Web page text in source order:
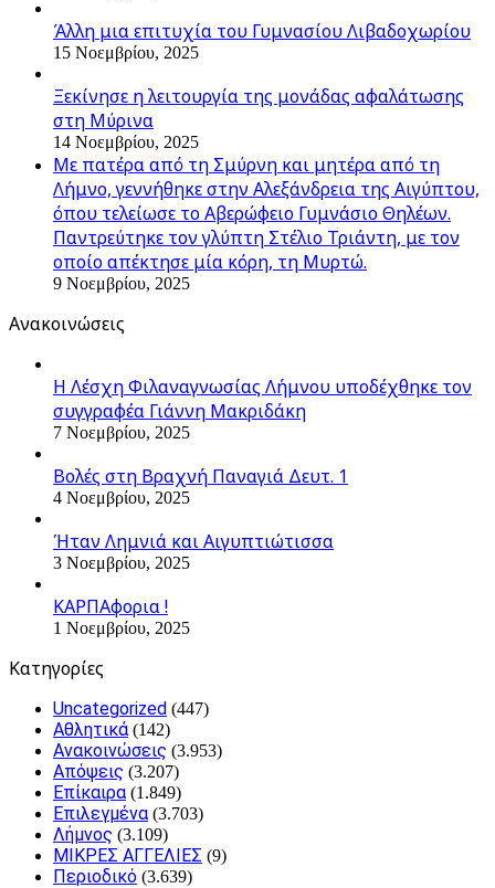
Άλλη μια επιτυχία του Γυμνασίου Λιβαδοχωρίου
15 Νοεμβρίου, 2025
Ξεκίνησε η λειτουργία της μονάδας αφαλάτωσης
στη Μύρινα
14 Νοεμβρίου, 2025
Με πατέρα από τη Σμύρνη και μητέρα από τη
Λήμνο, γεννήθηκε στην Αλεξάνδρεια της Αιγύπτου,
όπου τελείωσε το Αβερώφειο Γυμνάσιο Θηλέων.
Παντρεύτηκε τον γλύπτη Στέλιο Τριάντη, με τον
οποίο απέκτησε μία κόρη, τη Μυρτώ.
9 Νοεμβρίου, 2025
Ανακοινώσεις
Η Λέσχη Φιλαναγνωσίας Λήμνου υποδέχθηκε τον
συγγραφέα Γιάννη Μακριδάκη
7 Νοεμβρίου, 2025
Βολές στη Βραχνή Παναγιά Δευτ. 1
4 Νοεμβρίου, 2025
Ήταν Λημνιά και Αιγυπτιώτισσα
3 Νοεμβρίου, 2025
ΚΑΡΠΑφορια !
1 Νοεμβρίου, 2025
Kατηγορίες
Uncategorized (447)
Αθλητικά (142)
Ανακοινώσεις (3.953)
Απόψεις (3.207)
Επίκαιρα (1.849)
Επιλεγμένα (3.703)
Λήμνος (3.109)
ΜΙΚΡΕΣ ΑΓΓΕΛΙΕΣ (9)
Περιοδικό (3.639)